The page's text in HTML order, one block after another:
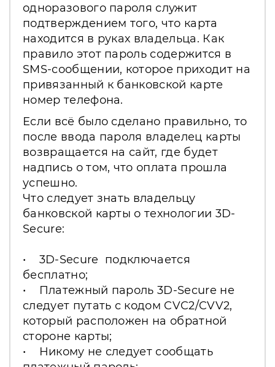
одноразового пароля служит
подтверждением того, что карта
находится в руках владельца. Как
правило этот пароль содержится в
SMS-сообщении, которое приходит на
привязанный к банковской карте
номер телефона.
Если всё было сделано правильно, то
после ввода пароля владелец карты
возвращается на сайт, где будет
надпись о том, что оплата прошла
успешно.
Что следует знать владельцу
банковской карты о технологии 3D-
Secure:
• 3D-Secure подключается
бесплатно;
• Платежный пароль 3D-Secure не
следует путать с кодом CVC2/CVV2,
который расположен на обратной
стороне карты;
• Никому не следует сообщать